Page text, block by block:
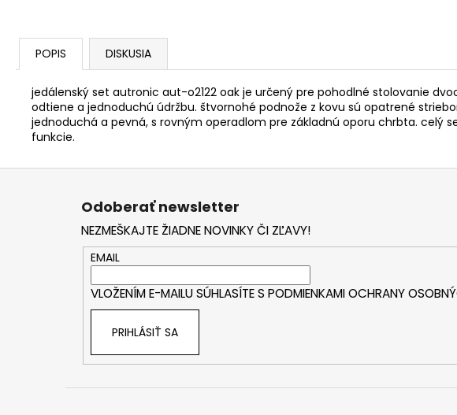
POPIS DISKUSIA
jedálenský set autronic aut-o2122 oak je určený pre pohodlné stolovanie
odtiene a jednoduchú údržbu. štvornohé podnože z kovu sú opatrené
jednoduchá a pevná, s rovným operadlom pre základnú oporu chrbta. celý
funkcie.
Z
Odoberať newsletter
NEZMEŠKAJTE ŽIADNE NOVINKY ČI ZĽAVY!
EMAIL
VLOŽENÍM E-MAILU SÚHLASÍTE S PODMIENKAMI OCHRANY
PRIHLÁSIŤ SA